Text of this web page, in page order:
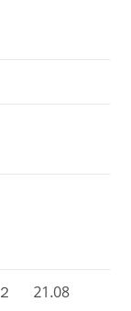
２
21.08